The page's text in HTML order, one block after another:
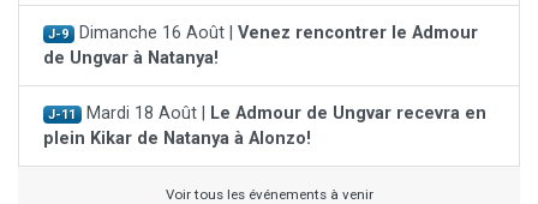
J-9 Dimanche 16 Août | Venez rencontrer le Admour
de Ungvar à Natanya!
J-11 Mardi 18 Août |
Le Admour de Ungvar recevra en
plein Kikar de Natanya à Alonzo!
Voir tous les événements à venir